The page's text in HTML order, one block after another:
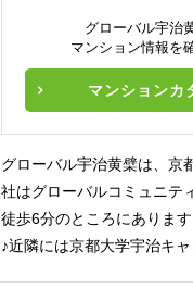
グローバル宇治
マンション情報を
マンションカ
グローバル宇治黄檗は、京
社はグローバルコミュニテ
徒歩6分のところにありま
♪近隣には京都大学宇治キ